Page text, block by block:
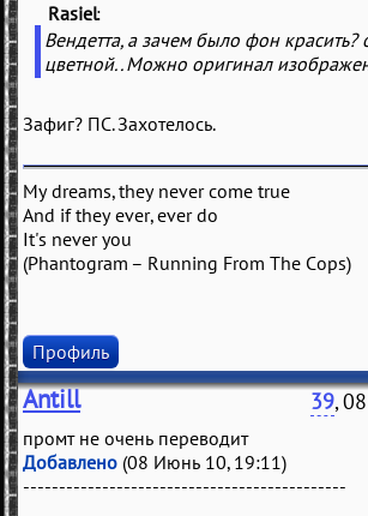
Rasiel
Вендетта, а зачем было фон красить?
цветной.. Можно оригинал
Зафиг? ПС. Захотелось.
My dreams, they never come true
And if they ever, ever do
It's never you
(Phantogram – Running From The Cops)
Профиль
Antill 39,
промт не очень переводит
Добавлено (08 Июнь 10, 19:11)
---------------------------------------------